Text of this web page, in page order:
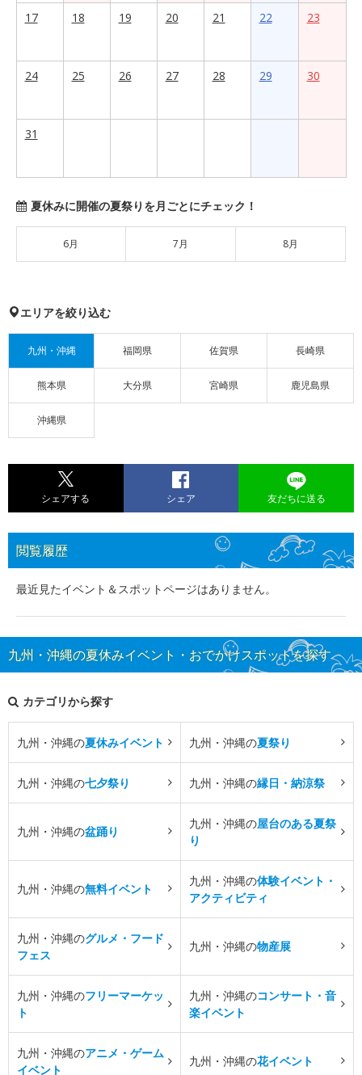
17
18 19 20 21 22 23
24 25 26 27 28 29 30
31
夏休みに開催の夏祭りを月ごとにチェック！
6月 7月 8月
エリアを絞り込む
九州・沖縄 福岡県 佐賀県 長崎県
熊本県 大分県 宮崎県 鹿児島県
沖縄県
シェアする シェア 友だちに送る
閲覧履歴
最近見たイベント＆スポットページはありません。
九州・沖縄の夏休みイベント・おでかけスポットを探す
カテゴリから探す
九州・沖縄の夏休みイベント 九州・沖縄の夏祭り
九州・沖縄の七夕祭り 九州・沖縄の縁日・納涼祭
九州・沖縄の盆踊り
九州・沖縄の屋台のある夏祭
り
九州・沖縄の無料イベント
九州・沖縄の体験イベント・
アクティビティ
九州・沖縄のグルメ・フード
フェス
九州・沖縄の物産展
九州・沖縄のフリーマーケッ
ト
九州・沖縄のコンサート・音
楽イベント
九州・沖縄のアニメ・ゲーム
イベント
九州・沖縄の花イベント